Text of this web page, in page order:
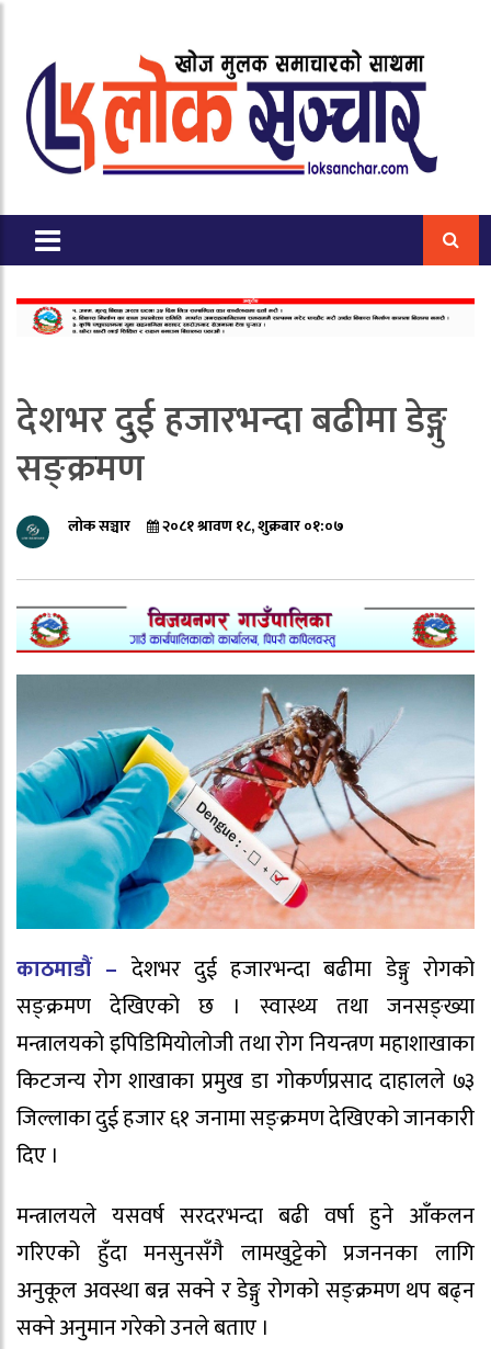
देशभर दुई हजारभन्दा बढीमा डेङ्गु
सङ्क्रमण
लोक सञ्चार २०८१ श्रावण १८, शुक्रबार ०१:०७
काठमाडौं – देशभर दुई हजारभन्दा बढीमा डेङ्गु रोगको
सङ्क्रमण देखिएको छ । स्वास्थ्य तथा जनसङ्ख्या
मन्त्रालयको इपिडिमियोलोजी तथा रोग नियन्त्रण महाशाखाका
किटजन्य रोग शाखाका प्रमुख डा गोकर्णप्रसाद दाहालले ७३
जिल्लाका दुई हजार ६१ जनामा सङ्क्रमण देखिएको जानकारी
दिए ।
मन्त्रालयले यसवर्ष सरदरभन्दा बढी वर्षा हुने आँकलन
गरिएको हुँदा मनसुनसँगै लामखुट्टेको प्रजननका लागि
अनुकूल अवस्था बन्न सक्ने र डेङ्गु रोगको सङ्क्रमण थप बढ्न
सक्ने अनुमान गरेको उनले बताए ।